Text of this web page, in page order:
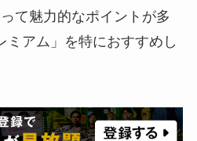
て魅力的なポイントが多
ミアム」を特におすすめし